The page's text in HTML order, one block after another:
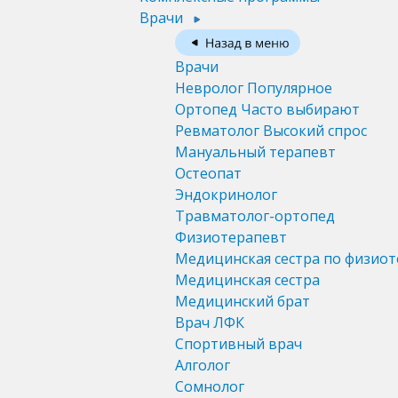
Врачи
Врачи
Невролог Популярное
Ортопед Часто выбирают
Ревматолог Высокий спрос
Мануальный терапевт
Остеопат
Эндокринолог
Травматолог-ортопед
Физиотерапевт
Медицинская сестра по
Медицинская сестра
Медицинский брат
Врач ЛФК
Спортивный врач
Алголог
Сомнолог